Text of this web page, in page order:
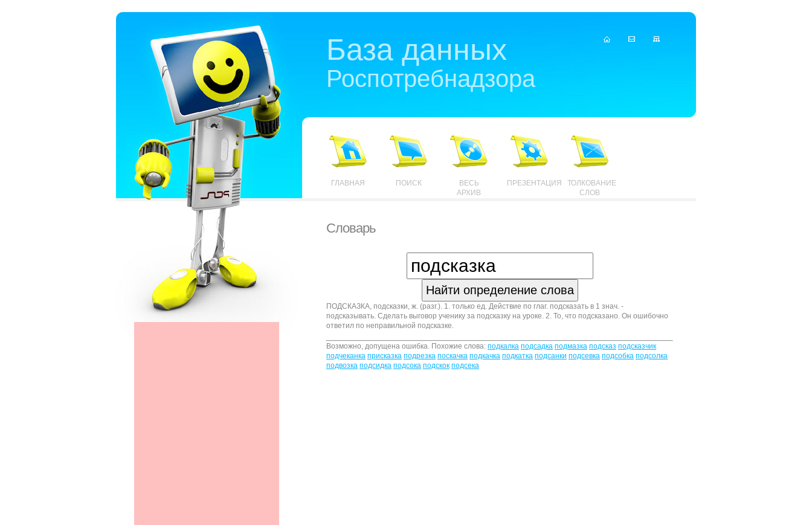
База данных
Роспотребнадзора
ГЛАВНАЯ ПОИСК
ВЕСЬ
АРХИВ
ПРЕЗЕНТАЦИЯ
ТОЛКОВАНИЕ
СЛОВ
Словарь
ПОДСКАЗКА, подсказки, ж. (разг.). 1. только ед. Действие по глаг. подсказать в 1 знач. -
подсказывать. Сделать выговор ученику за подсказку на уроке. 2. То, что подсказано. Он ошибочно
ответил по неправильной подсказке.
Возможно, допущена ошибка. Похожие слова: подкалка подсадка подмазка подсказ подсказчик
подчеканка присказка подрезка поскачка подкачка подкатка подсанки подсевка подсобка подсолка
подвозка подсидка подсока подскок подсека